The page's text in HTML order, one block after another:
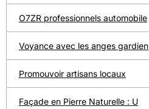
O7ZR professionnels automobile
Voyance avec les anges gardien
Promouvoir artisans locaux
Façade en Pierre Naturelle : U